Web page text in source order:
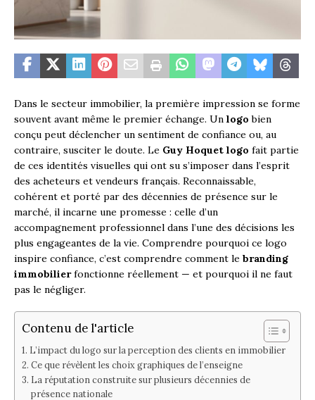
Dans le secteur immobilier, la première impression se forme
souvent avant même le premier échange. Un logo bien
conçu peut déclencher un sentiment de confiance ou, au
contraire, susciter le doute. Le Guy Hoquet logo fait partie
de ces identités visuelles qui ont su s’imposer dans l’esprit
des acheteurs et vendeurs français. Reconnaissable,
cohérent et porté par des décennies de présence sur le
marché, il incarne une promesse : celle d’un
accompagnement professionnel dans l’une des décisions les
plus engageantes de la vie. Comprendre pourquoi ce logo
inspire confiance, c’est comprendre comment le branding
immobilierfonctionne réellement — et pourquoi il ne faut
pas le négliger.
Contenu de l'article
L’impact du logo sur la perception des clients en immobilier
Ce que révèlent les choix graphiques de l’enseigne
La réputation construite sur plusieurs décennies de
présence nationale